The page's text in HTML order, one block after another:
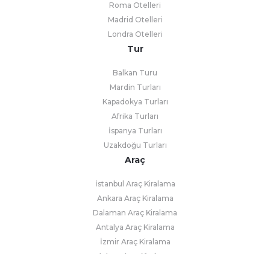
Roma Otelleri
Madrid Otelleri
Londra Otelleri
Tur
Balkan Turu
Mardin Turları
Kapadokya Turları
Afrika Turları
İspanya Turları
Uzakdoğu Turları
Araç
İstanbul Araç Kiralama
Ankara Araç Kiralama
Dalaman Araç Kiralama
Antalya Araç Kiralama
İzmir Araç Kiralama